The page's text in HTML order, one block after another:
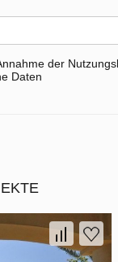
der
Daten